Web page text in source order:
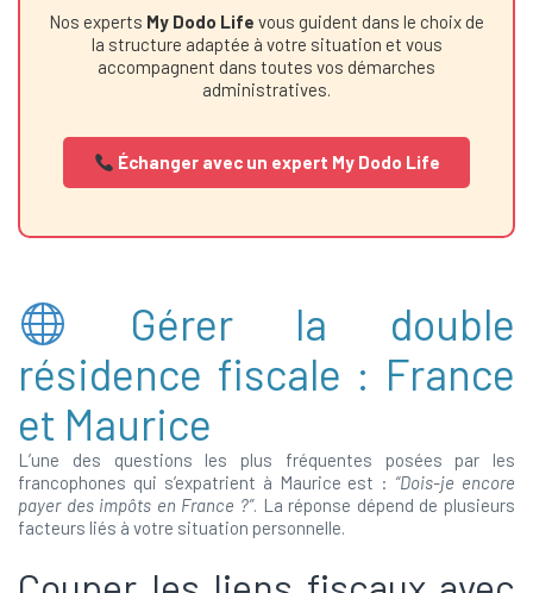
Nos experts My Dodo Life vous guident dans le choix de
la structure adaptée à votre situation et vous
accompagnent dans toutes vos démarches
administratives.
Échanger avec un expert My Dodo Life
Gérer la double
résidence fiscale : France
et Maurice
L’une des questions les plus fréquentes posées par les
francophones qui s’expatrient à Maurice est : “Dois-je encore
payer des impôts en France ?”. La réponse dépend de plusieurs
facteurs liés à votre situation personnelle.